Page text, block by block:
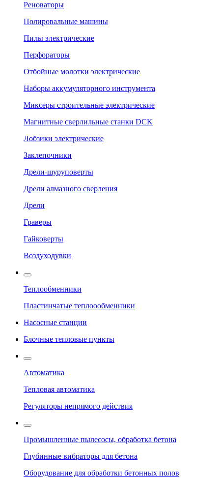
Реноваторы
Полировальные машины
Пилы электрические
Перфораторы
Отбойные молотки электрические
Наборы аккумуляторного инструмента
Миксеры строительные электрические
Магнитные сверлильные станки DCK
Лобзики электрические
Заклепочники
Дрели-шуруповерты
Дрели алмазного сверления
Дрели
Граверы
Гайковерты
Воздуходувки
Теплообменники
Пластинчатые теплоообменники
Насосные станции
Блочные тепловые пункты
Автоматика
Тепловая автоматика
Регуляторы непрямого действия
Промышленные пылесосы, обработка бетона
Глубинные вибраторы для бетона
Оборудование для обработки бетонных полов